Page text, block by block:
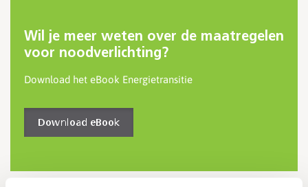
Wil je meer weten over de maatregelen
voor noodverlichting?
Download het eBook Energietransitie
Download eBook